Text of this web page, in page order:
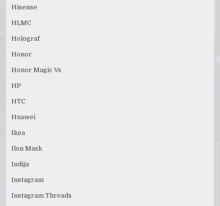
Hisense
HLMC
Holograf
Honor
Honor Magic Vs
HP
HTC
Huawei
Ikea
Ilon Mask
Indija
Instagram
Instagram Threads